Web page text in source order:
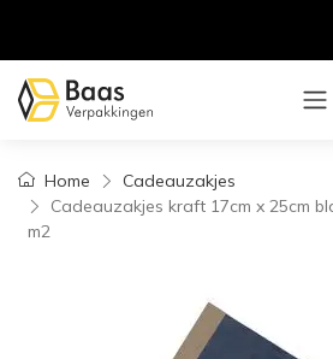
Home
Cadeauzakjes
Cadeauzakjes kraft 17cm x 25cm
m2